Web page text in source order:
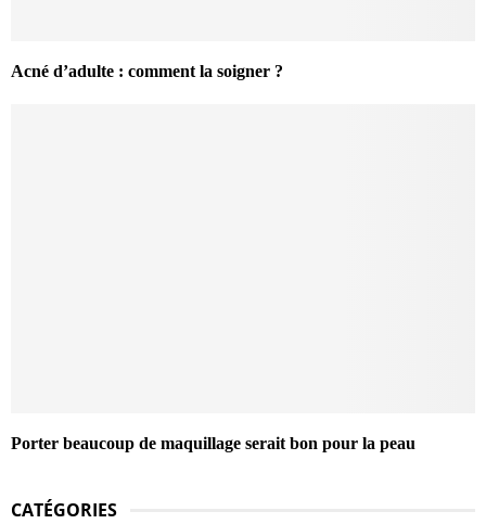
Acné d’adulte : comment la soigner ?
Porter beaucoup de maquillage serait bon pour la peau
CATÉGORIES